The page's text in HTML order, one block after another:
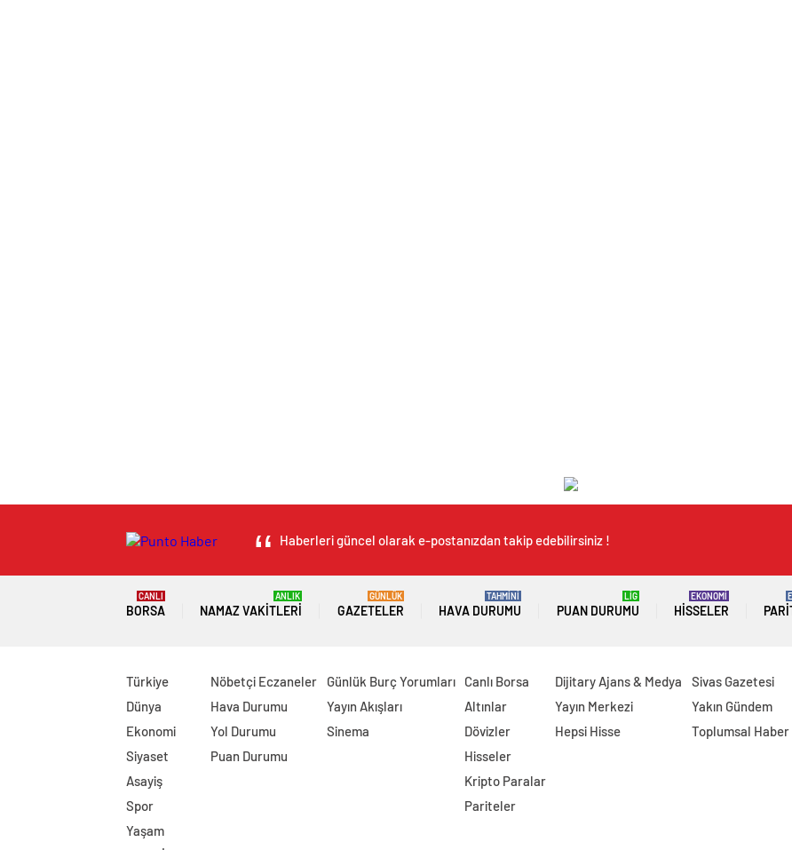
Haberleri güncel olarak e-postanızdan takip edebilirsiniz !
BORSA
CANLI
NAMAZ VAKITLERI
ANLIK
GAZETELER
GÜNLÜK
HAVA DURUMU
TAHMİNİ
PUAN DURUMU
LİG
HISSELER
EKONOMİ
Türkiye
Dünya
Ekonomi
Siyaset
Asayiş
Spor
Yaşam
Nöbetçi Eczaneler
Hava Durumu
Yol Durumu
Puan Durumu
Günlük Burç Yorumları
Yayın Akışları
Sinema
Canlı Borsa
Altınlar
Dövizler
Hisseler
Kripto Paralar
Pariteler
Dijitary Ajans & Medya
Yayın Merkezi
Hepsi Hisse
Sivas Gazetesi
Yakın Gündem
Toplumsal Haber